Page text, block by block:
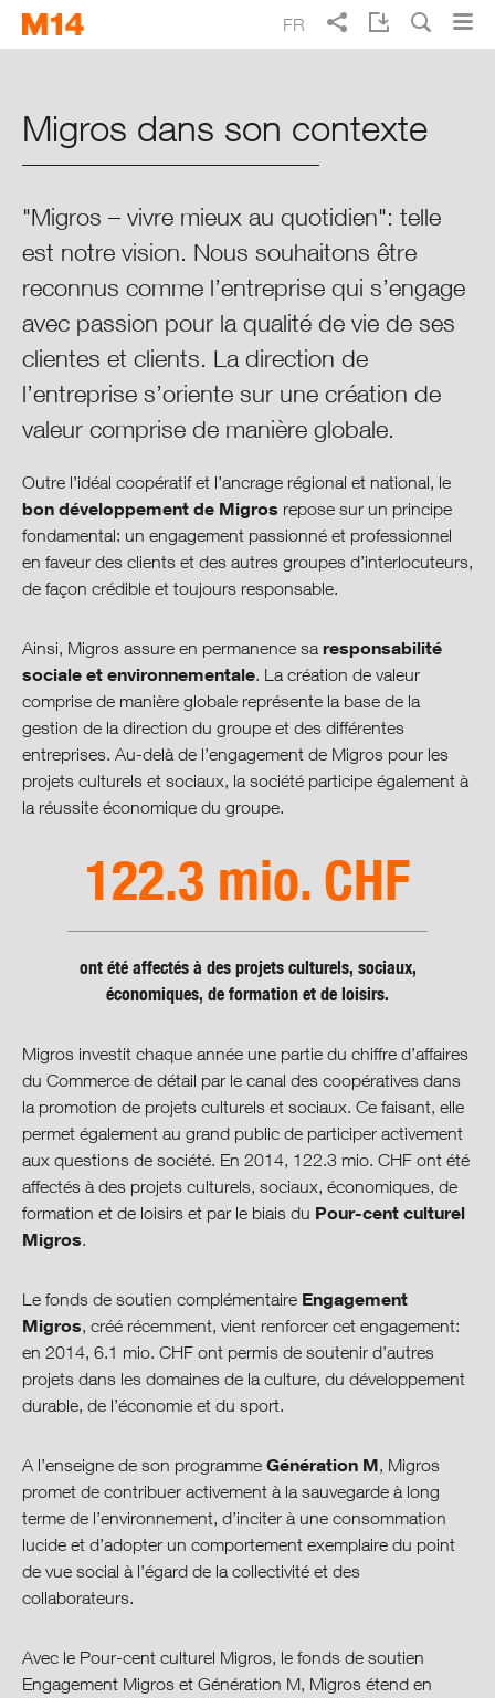
Skip
to
Skip
to
Vivre mieux au quotidien
Rapport intégré
Vue d’ensemble de Migros
Migros et le dialogue
Gestion du développement
Compte de création de valeur
Une conduite axée sur la valeur
Finances
Collaborateurs
Environnement
Production et consommation
Perspectives et objectifs
Gouvernance coopérative
Centre de download
FR
Migros dans son contexte
"Migros – vivre mieux au quotidien": telle
est notre vision. Nous souhaitons être
reconnus comme l’entreprise qui s’engage
avec passion pour la qualité de vie de ses
clientes et clients. La direction de
l’entreprise s’oriente sur une création de
valeur comprise de manière globale.
Outre l’idéal coopératif et l’ancrage régional et national, le
bon développement de Migros repose sur un principe
fondamental: un engagement passionné et professionnel
en faveur des clients et des autres groupes d’interlocuteurs,
de façon crédible et toujours responsable.
Ainsi, Migros assure en permanence sa responsabilité
sociale et environnementale. La création de valeur
comprise de manière globale représente la base de la
gestion de la direction du groupe et des différentes
entreprises. Au-delà de l’engagement de Migros pour les
projets culturels et sociaux, la société participe également à
la réussite économique du groupe.
122.3 mio. CHF
ont été affectés à des projets culturels, sociaux,
économiques, de formation et de loisirs.
Migros investit chaque année une partie du chiffre d’affaires
du Commerce de détail par le canal des coopératives dans
la promotion de projets culturels et sociaux. Ce faisant, elle
permet également au grand public de participer activement
aux questions de société. En 2014, 122.3 mio. CHF ont été
affectés à des projets culturels, sociaux, économiques, de
formation et de loisirs et par le biais du Pour-cent culturel
Migros.
Le fonds de soutien complémentaire Engagement
Migros, créé récemment, vient renforcer cet engagement:
en 2014, 6.1 mio. CHF ont permis de soutenir d’autres
projets dans les domaines de la culture, du développement
durable, de l’économie et du sport.
A l’enseigne de son programme Génération M, Migros
promet de contribuer activement à la sauvegarde à long
terme de l’environnement, d’inciter à une consommation
lucide et d’adopter un comportement exemplaire du point
de vue social à l’égard de la collectivité et des
collaborateurs.
Avec le Pour-cent culturel Migros, le fonds de soutien
Engagement Migros et Génération M, Migros étend en